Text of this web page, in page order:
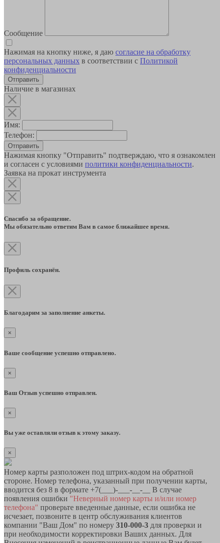
Сообщение
Нажимая на кнопку ниже, я даю согласие на обработку
персональных данных в соответствии с Политикой
конфиденциальности
Наличие в магазинах
Имя:
Телефон:
Отправить
Нажимая кнопку "Отправить" подтверждаю, что я ознакомлен
и согласен с условиями политики конфиденциальности.
Заявка на прокат инструмента
Спасибо за обращение.
Мы обязательно ответим Вам в самое ближайшее время.
Профиль сохранён.
Благодарим за заполнение анкеты.
×
Ваше сообщение успешно отправлено.
×
Ваш Отзыв успешно отправлен.
×
Вы уже оставляли отзыв к этому заказу.
×
Номер карты разположен под штрих-кодом на обратной
стороне. Номер телефона, указанный при получении карты,
вводится без 8 в формате +7(___)-___-__-__ В случае
появления ошибки "Неверный номер карты и/или номер
телефона" проверьте введенные данные, если ошибка не
исчезает, позвоните в центр обслуживания клиентов
компании "Ваш Дом" по номеру 310-000-3 для проверки и
при необходимости корректировки Ваших данных. Для